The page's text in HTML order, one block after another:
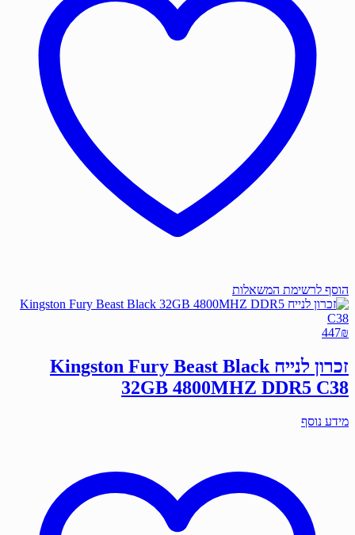
הוסף לרשימת המשאלות
447₪
זכרון לנייח Kingston Fury Beast Black
32GB 4800MHZ DDR5 C38
מידע נוסף